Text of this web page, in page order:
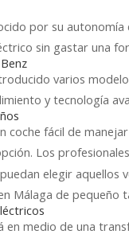
por su
sin gastar una
varios
y tecnología
coche fácil de
Los
elegir aquellos
Málaga de pequeño
medio de una